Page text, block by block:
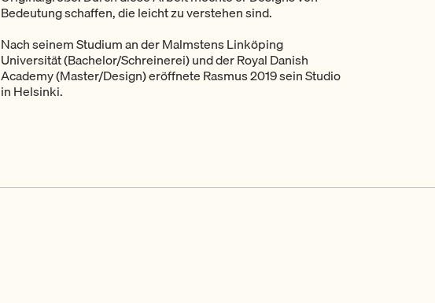
Bedeutung schaffen, die leicht zu verstehen sind.
Nach seinem Studium an der Malmstens Linköping
Universität (Bachelor/Schreinerei) und der Royal Danish
Academy (Master/Design) eröffnete Rasmus 2019 sein Studio
in Helsinki.